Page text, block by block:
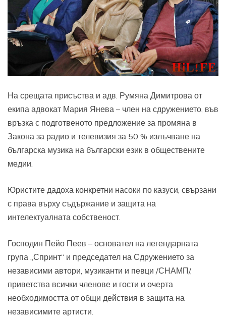
На срещата присъства и адв. Румяна Димитрова от
екипа адвокат Мария Янева – член на сдружението, във
връзка с подготвеното предложение за промяна в
Закона за радио и телевизия за 50 % излъчване на
българска музика на български език в обществените
медии.
Юристите дадоха конкретни насоки по казуси, свързани
с права върху съдържание и защита на
интелектуалната собственост.
Господин Пейо Пеев – основател на легендарната
група „Спринт“ и председател на Сдружението за
независими автори, музиканти и певци /СНАМП/,
приветства всички членове и гости и очерта
необходимостта от общи действия в защита на
независимите артисти.